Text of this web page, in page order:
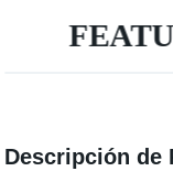
Descripción de